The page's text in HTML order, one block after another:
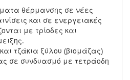
θέρμανσης σε νέες
και σε ενεργειακές
με τρίοδες και
τζάκια ξύλου (βιομάζας)
σε συνδυασμό με τετράοδη